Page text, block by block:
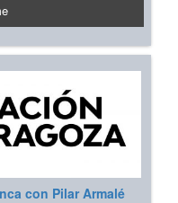
con Pilar Armalé